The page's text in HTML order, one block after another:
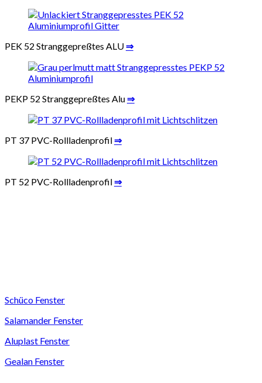
PEK 52 Stranggepreßtes ALU ⇒
PEKP 52 Stranggepreßtes Alu ⇒
PT 37 PVC-Rollladenprofil ⇒
PT 52 PVC-Rollladenprofil ⇒
Schüco Fenster
Salamander Fenster
Aluplast Fenster
Gealan Fenster